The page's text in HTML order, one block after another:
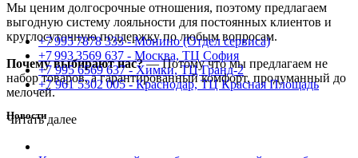
Мы ценим долгосрочные отношения, поэтому предлагаем
выгодную систему лояльности для постоянных клиентов и
круглосуточную поддержку по любым вопросам.
Почему выбирают нас?— Потому что мы предлагаем не
набор товаров, а гарантированный комфорт, продуманный до
мелочей.
Читать далее
+7 995 7878 333 - Монино (Отдел сервиса)
+7 993 3569 637 - Москва, ТЦ София
+7 995 6569 637 - Химки, ТЦ Гранд-2
+7 961 5302 005 - Краснодар, ТЦ Красная Площадь
Новости